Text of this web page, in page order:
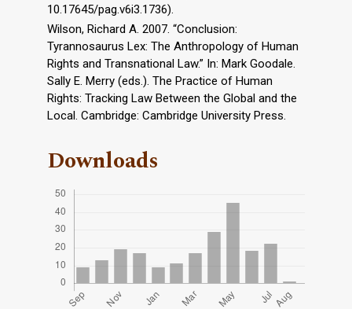
10.17645/pag.v6i3.1736).
Wilson, Richard A. 2007. “Conclusion:
Tyrannosaurus Lex: The Anthropology of Human
Rights and Transnational Law.” In: Mark Goodale.
Sally E. Merry (eds.). The Practice of Human
Rights: Tracking Law Between the Global and the
Local. Cambridge: Cambridge University Press.
Downloads